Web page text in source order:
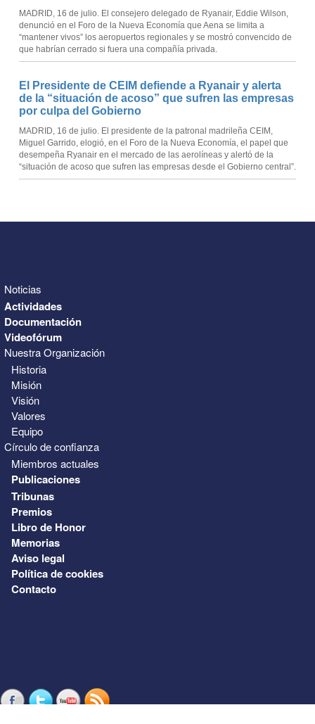
MADRID, 16 de julio. El consejero delegado de Ryanair, Eddie Wilson,
denunció en el Foro de la Nueva Economía que Aena se limita a
“mantener vivos” los aeropuertos regionales y se mostró convencido de
que habrían cerrado si fuera una compañía privada.
El Presidente de CEIM defiende a Ryanair y alerta
de la “situación de acoso” que sufren las empresas
por culpa del Gobierno
MADRID, 16 de julio. El presidente de la patronal madrileña CEIM,
Miguel Garrido, elogió, en el Foro de la Nueva Economía, el papel que
desempeña Ryanair en el mercado de las aerolíneas y alertó de la
“situación de acoso que sufren las empresas desde el Gobierno central”.
Noticias
Actividades
Documentación
Videofórum
Nuestra Organización
Historia
Misión
Visión
Valores
Equipo
Círculo de confianza
Miembros actuales
Publicaciones
Tribunas
Premios
Libro de Honor
Memorias
Aviso legal
Política de cookies
Contacto